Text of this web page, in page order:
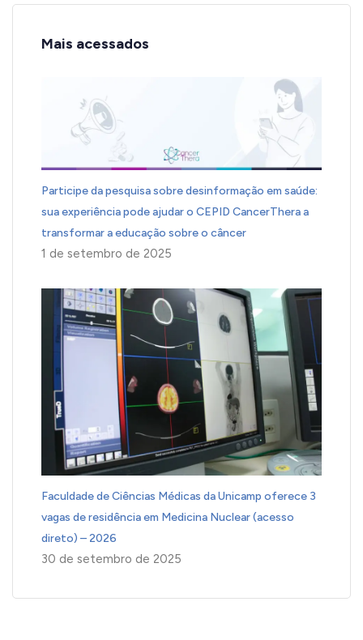
Mais acessados
Participe da pesquisa sobre desinformação em saúde:
sua experiência pode ajudar o CEPID CancerThera a
transformar a educação sobre o câncer
1 de setembro de 2025
Faculdade de Ciências Médicas da Unicamp oferece 3
vagas de residência em Medicina Nuclear (acesso
direto) – 2026
30 de setembro de 2025